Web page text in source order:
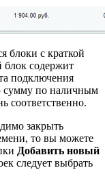
блоки с краткой
содержит
подключения
сумму по наличным
соответственно.
закрыть
то вы можете
Добавить новый
следует выбрать